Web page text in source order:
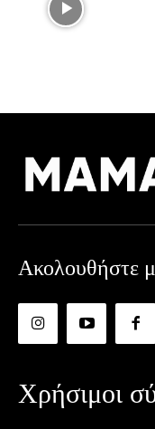
Ακολουθήστε
Χρήσιμοι